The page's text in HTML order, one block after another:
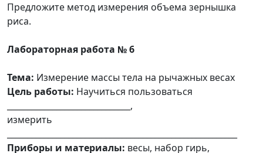
Предложите метод измерения объема зернышка
риса.
Лабораторная работа № 6
Тема: Измерение массы тела на рычажных весах
Цель работы: Научиться пользоваться
______________________________,
измерить
Приборы и материалы: весы, набор гирь,